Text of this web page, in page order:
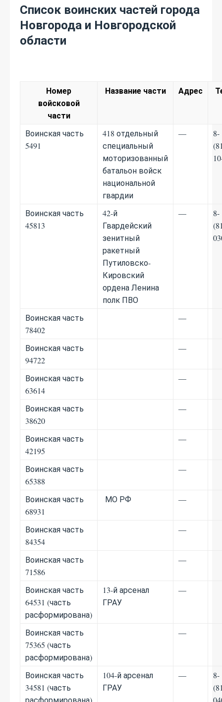
Список воинских частей города
Новгорода и Новгородской
области
Номер
войсковой
части
Название части Адрес
Воинская часть
5491
418 отдельный
специальный
моторизованный
батальон войск
национальной
гвардии
—
8-
Воинская часть
45813
42-й
Гвардейский
зенитный
ракетный
Путиловско-
Кировский
ордена Ленина
полк ПВО
—
8-
Воинская часть
78402
—
Воинская часть
94722
—
Воинская часть
63614
—
Воинская часть
38620
—
Воинская часть
42195
—
Воинская часть
65388
—
Воинская часть
68931
МО РФ —
Воинская часть
84354
—
Воинская часть
71586
—
Воинская часть
64531 (часть
расформирована)
13-й арсенал
ГРАУ
—
Воинская часть
75365 (часть
расформирована)
—
Воинская часть
34581 (часть
расформирована)
104-й арсенал
ГРАУ
—
8-